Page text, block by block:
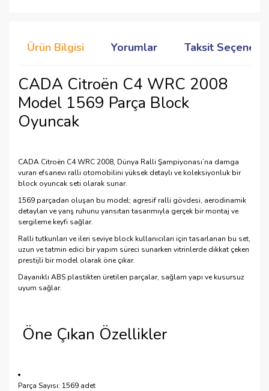
Ürün Bilgisi Yorumlar Taksit
CADA Citroën C4 WRC 2008
Model 1569 Parça Block
Oyuncak
CADA Citroën C4 WRC 2008, Dünya Ralli Şampiyonası’na damga
vuran efsanevi ralli otomobilini yüksek detaylı ve koleksiyonluk bir
block oyuncak seti olarak sunar.
1569 parçadan oluşan bu model; agresif ralli gövdesi, aerodinamik
detayları ve yarış ruhunu yansıtan tasarımıyla gerçek bir montaj ve
sergileme keyfi sağlar.
Ralli tutkunları ve ileri seviye block kullanıcıları için tasarlanan bu set,
uzun ve tatmin edici bir yapım süreci sunarken vitrinlerde dikkat çeken
prestijli bir model olarak öne çıkar.
Dayanıklı ABS plastikten üretilen parçalar, sağlam yapı ve kusursuz
uyum sağlar.
Öne Çıkan Özellikler
Parça Sayısı: 1569 adet